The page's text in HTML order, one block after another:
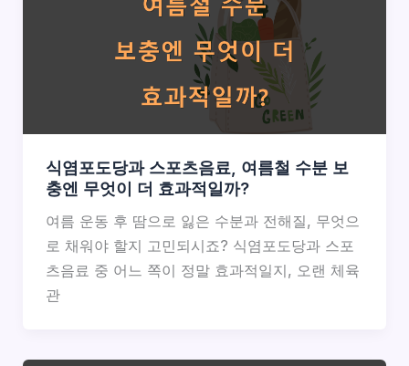
식염포도당과 스포츠음료, 여름철 수분 보
충엔 무엇이 더 효과적일까?
여름 운동 후 땀으로 잃은 수분과 전해질, 무엇으
로 채워야 할지 고민되시죠? 식염포도당과 스포
츠음료 중 어느 쪽이 정말 효과적일지, 오랜 체육
관